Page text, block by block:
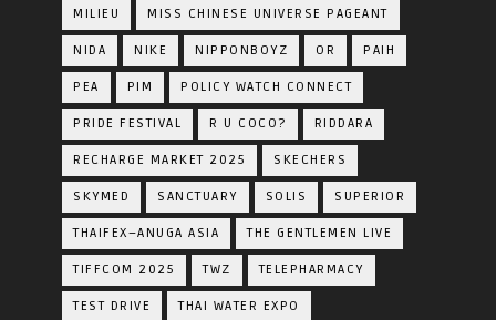
MILIEU MISS CHINESE UNIVERSE PAGEANT
NIDA NIKE NIPPONBOYZ OR PAIH
PEA PIM POLICY WATCH CONNECT
PRIDE FESTIVAL R U COCO? RIDDARA
RECHARGE MARKET 2025 SKECHERS
SKYMED SANCTUARY SOLIS SUPERIOR
THAIFEX–ANUGA ASIA THE GENTLEMEN LIVE
TIFFCOM 2025 TWZ TELEPHARMACY
TEST DRIVE THAI WATER EXPO